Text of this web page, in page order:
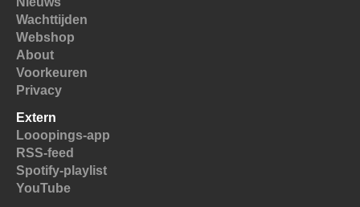
Wachttijden
Webshop
About
Voorkeuren
Privacy
Extern
Looopings-app
RSS-feed
Spotify-playlist
YouTube